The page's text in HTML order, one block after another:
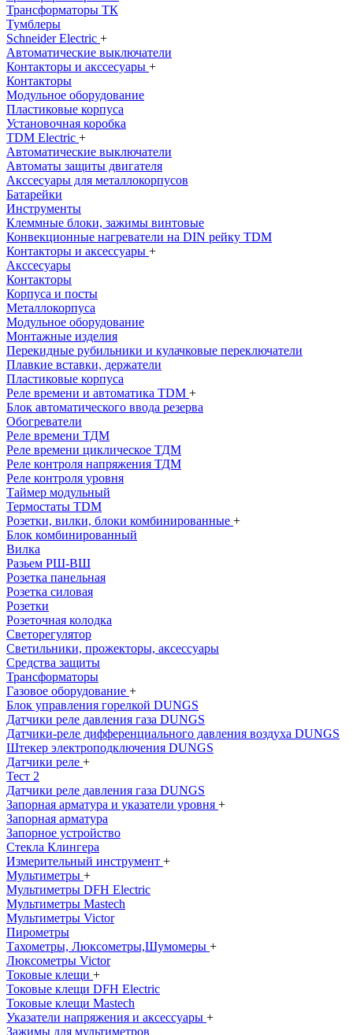
Трансформаторы ТК
Тумблеры
Schneider Electric +
Автоматические выключатели
Контакторы и акссесуары +
Контакторы
Модульное оборудование
Пластиковые корпуса
Установочная коробка
TDM Electric +
Автоматические выключатели
Автоматы защиты двигателя
Акссесуары для металлокорпусов
Батарейки
Инструменты
Клеммные блоки, зажимы винтовые
Конвекционные нагреватели на DIN рейку TDM
Контакторы и аксессуары +
Акссесуары
Контакторы
Корпуса и посты
Металлокорпуса
Модульное оборудование
Монтажные изделия
Перекидные рубильники и кулачковые переключатели
Плавкие вставки, держатели
Пластиковые корпуса
Реле времени и автоматика TDM +
Блок автоматического ввода резерва
Обогреватели
Реле времени ТДМ
Реле времени циклическое ТДМ
Реле контроля напряжения ТДМ
Реле контроля уровня
Таймер модульный
Термостаты TDM
Розетки, вилки, блоки комбинированные +
Блок комбинированный
Вилка
Разьем РШ-ВШ
Розетка панельная
Розетка силовая
Розетки
Розеточная колодка
Светорегулятор
Светильники, прожекторы, аксессуары
Средства защиты
Трансформаторы
Газовое оборудование +
Блок управления горелкой DUNGS
Датчики реле давления газа DUNGS
Датчики-реле дифференциального давления воздуха DUNGS
Штекер электроподключения DUNGS
Датчики реле +
Тест 2
Датчики реле давления газа DUNGS
Запорная арматура и указатели уровня +
Запорная арматура
Запорное устройство
Стекла Клингера
Измерительный инструмент +
Мультиметры +
Мультиметры DFH Electric
Мультиметры Mastech
Мультиметры Victor
Пирометры
Тахометры, Люксометры,Шумомеры +
Люксометры Victor
Токовые клещи +
Токовые клещи DFH Electric
Токовые клещи Mastech
Указатели напряжения и аксессуары +
Зажимы для мультиметров